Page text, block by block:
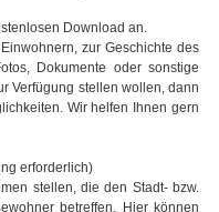
Download an.
zur Geschichte des
Dokumente oder sonstige
Verfügung stellen wollen, dann
Wir helfen Ihnen gern
erforderlich)
stellen, die den Stadt- bzw.
betreffen. Hier können